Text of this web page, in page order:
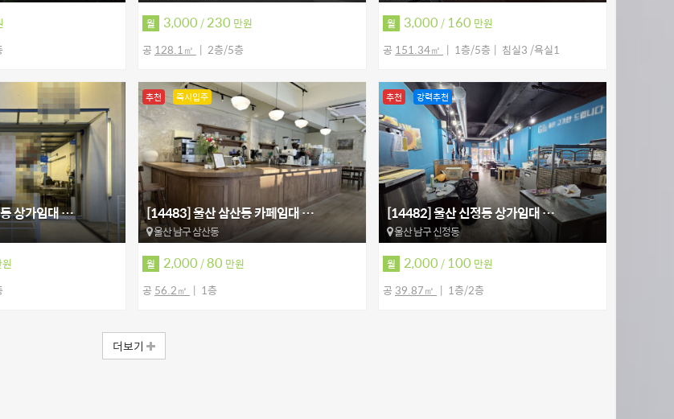
월 3,000/230 만원
공 128.1㎡ 2층/5층
월 3,000/ 160 만원
공 151.34㎡ 1층/5층 침실3 /욕실1
상가임대 … [14483] 울산 삼산동 카페임대 …
울산 남구 삼산동
추천 즉시입주
월 2,000/80 만원
공 56.2㎡ 1층
[14482] 울산 신정동 상가임대 …
울산 남구 신정동
추천 강력추천
월 2,000/ 100 만원
공 39.87㎡ 1층/2층
더보기